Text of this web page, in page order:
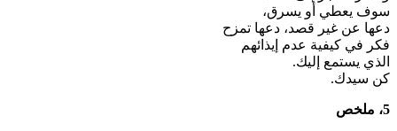
سوف يعطي أو يسرق،
دعها عن غير قصد، دعها تمزح
فكر في كيفية عدم إيذائهم
الذي يستمع إليك.
كن سيدك.
5، ملخص